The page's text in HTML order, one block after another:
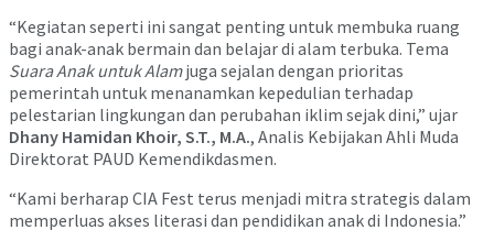
“Kegiatan seperti ini sangat penting untuk membuka ruang
bagi anak-anak bermain dan belajar di alam terbuka. Tema
Suara Anak untuk Alamjuga sejalan dengan prioritas
pemerintah untuk menanamkan kepedulian terhadap
pelestarian lingkungan dan perubahan iklim sejak dini,” ujar
Dhany Hamidan Khoir, S.T., M.A., Analis Kebijakan Ahli Muda
Direktorat PAUD Kemendikdasmen.
“Kami berharap CIA Fest terus menjadi mitra strategis dalam
memperluas akses literasi dan pendidikan anak di Indonesia.”